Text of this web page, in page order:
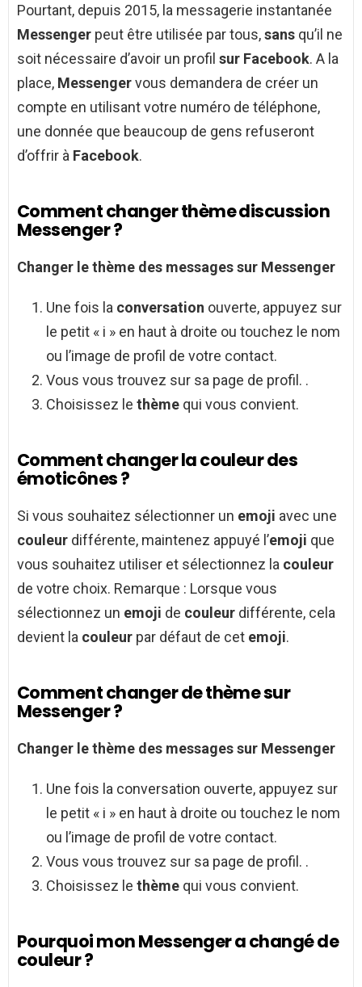
Pourtant, depuis 2015, la messagerie instantanée
Messenger peut être utilisée par tous,sans qu’il ne
soit nécessaire d’avoir un profil sur Facebook. A la
place, Messengervous demandera de créer un
compte en utilisant votre numéro de téléphone,
une donnée que beaucoup de gens refuseront
d’offrir à Facebook.
Comment changer thème discussion
Messenger ?
Changer lethème des messages sur Messenger
Une fois la conversation ouverte, appuyez sur
le petit « i » en haut à droite ou touchez le nom
ou l’image de profil de votre contact.
Vous vous trouvez sur sa page de profil. .
Choisissez le thème qui vous convient.
Comment changer la couleur des
émoticônes ?
Si vous souhaitez sélectionner un emoji avec une
couleur différente, maintenez appuyé l’emoji que
vous souhaitez utiliser et sélectionnez la couleur
de votre choix. Remarque : Lorsque vous
sélectionnez un emoji de couleur différente, cela
devient la couleur par défaut de cet emoji.
Comment changer de thème sur
Messenger ?
Changer lethème des messages sur Messenger
Une fois la conversation ouverte, appuyez sur
le petit « i » en haut à droite ou touchez le nom
ou l’image de profil de votre contact.
Vous vous trouvez sur sa page de profil. .
Choisissez le thème qui vous convient.
Pourquoi mon Messenger a changé de
couleur ?